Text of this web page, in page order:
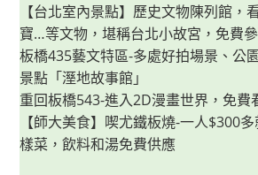
【台北室內景點】歷史文物陳列館，
寶…等文物，堪稱台北小故宮，免費
板橋435藝文特區-多處好拍場景、公
景點「溼地故事館」
重回板橋543-進入2D漫畫世界，免費
【師大美食】喫尤鐵板燒-一人$300
樣菜，飲料和湯免費供應